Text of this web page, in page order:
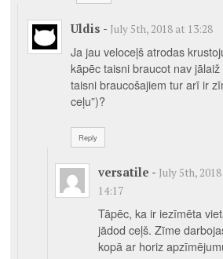
Uldis - July 5th, 2018 at 13:28
Ja jau veloceļš atrodas
kāpēc taisni braucot nav
taisni braucošajiem tur arī ir
ceļu”)?
Reply
versatile - July 5th,
14:17
Tāpēc, ka ir iezīmēta
jādod ceļš. Zīme
kopā ar horiz